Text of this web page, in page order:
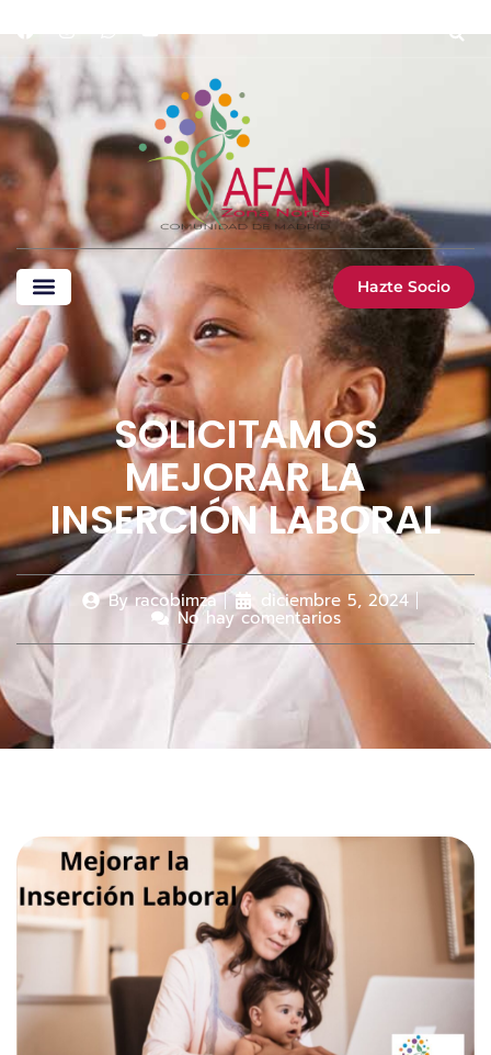
Hazte Socio
SOLICITAMOS
MEJORAR LA
INSERCIÓN LABORAL
Byracobimza diciembre 5, 2024
No hay comentarios